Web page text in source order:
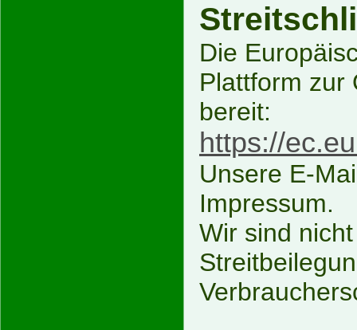
Die
Plattform zur
bereit:
https://
Unsere E-
Impressum.
Wir sind